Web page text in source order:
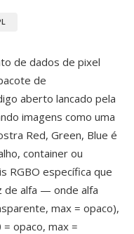
de dados de pixel
de
aberto lancado pela
imagens como uma
Red, Green, Blue é
container ou
RGBO específica que
de alfa — onde alfa
max = opaco),
opaco, max =